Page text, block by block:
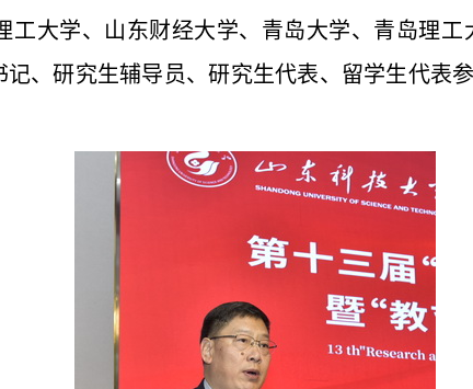
工大学、山东财经大学、青岛大学、青岛理
、研究生辅导员、研究生代表、留学生代表参